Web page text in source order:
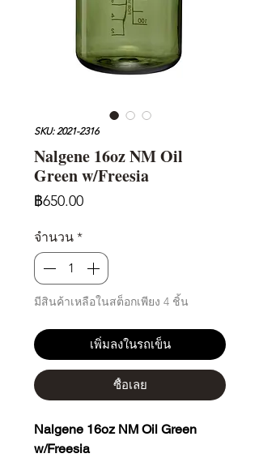
SKU: 2021-2316
Nalgene 16oz NM Oil
Green w/Freesia
฿650.00ราคา
จำนวน *
มีสินค้าเหลือในสต็อกเพียง 4 ชิ้น
เพิ่มลงในรถเข็น
ซื้อเลย
Nalgene 16oz NM Oil Green
w/Freesia